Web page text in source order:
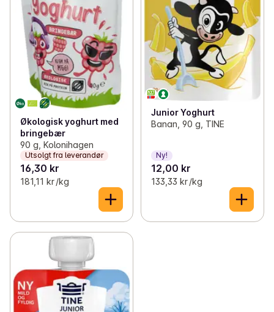
Økologisk yoghurt med
bringebær
90 g, Kolonihagen
Utsolgt fra leverandør
16,30 kr
181,11 kr /kg
Junior Yoghurt
Banan, 90 g, TINE
Ny!
12,00 kr
133,33 kr /kg